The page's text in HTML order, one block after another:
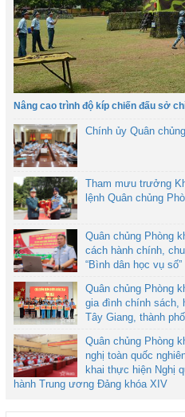
Nâng cao trình độ kíp chiến đấu sở
Chính ủy Quân
Tham mưu trưởng
lệnh Quân chủng
Quân chủng Phòng
cách hành chính,
“Bình dân học vụ số”
Quân chủng Phòng
gia đình chính sách,
Tây Giang, thành
Quân chủng Phòng
nghị toàn quốc
khai thực hiện Nghị
hành Trung ương Đảng khóa XIV